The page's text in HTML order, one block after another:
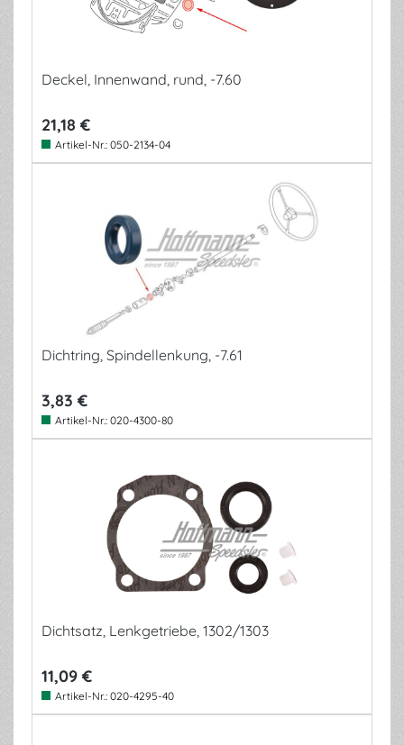
Deckel, Innenwand, rund, -7.60
21,18 €
Artikel-Nr.: 050-2134-04
Dichtring, Spindellenkung, -7.61
3,83 €
Artikel-Nr.: 020-4300-80
Dichtsatz, Lenkgetriebe, 1302/1303
11,09 €
Artikel-Nr.: 020-4295-40